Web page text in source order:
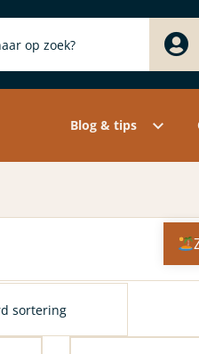
Zwart
Grijs
Overige pigmenten
Blog & tips
Contact